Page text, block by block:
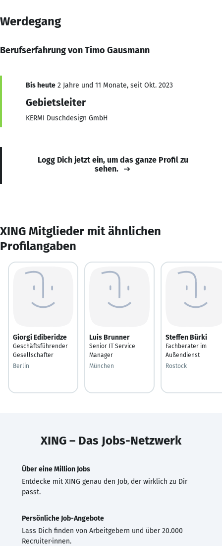
Werdegang
Berufserfahrung von Timo Gausmann
Bis heute 2 Jahre und 11 Monate, seit Okt. 2023
Gebietsleiter
KERMI Duschdesign GmbH
Logg Dich jetzt ein, um das ganze Profil zu
sehen.
XING Mitglieder mit ähnlichen
Profilangaben
Giorgi Ediberidze
Geschäftsführender
Gesellschafter
Berlin
Luis Brunner
Senior IT Service
Manager
München
Steffen Bürki
Fachberater im
Außendienst
Rostock
XING – Das Jobs-Netzwerk
Über eine Million Jobs
Entdecke mit XING genau den Job, der wirklich zu Dir
passt.
Persönliche Job-Angebote
Lass Dich finden von Arbeitgebern und über 20.000
Recruiter·innen.